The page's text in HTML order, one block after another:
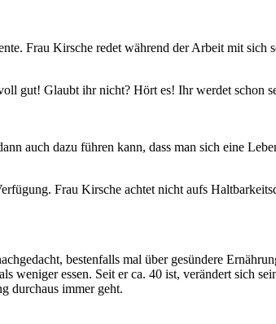
Frau Kirsche redet während der Arbeit mit sich
gut! Glaubt ihr nicht? Hört es! Ihr werdet schon
auch dazu führen kann, dass man sich eine
Frau Kirsche achtet nicht aufs
bestenfalls mal über gesündere
weniger essen. Seit er ca. 40 ist, verändert sich
durchaus immer geht.